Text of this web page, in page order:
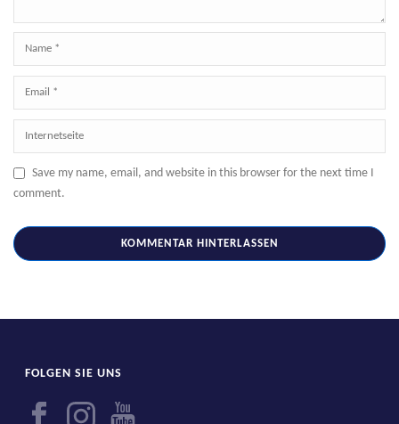
Save my name, email, and website in this browser for the next time I
comment.
FOLGEN SIE UNS